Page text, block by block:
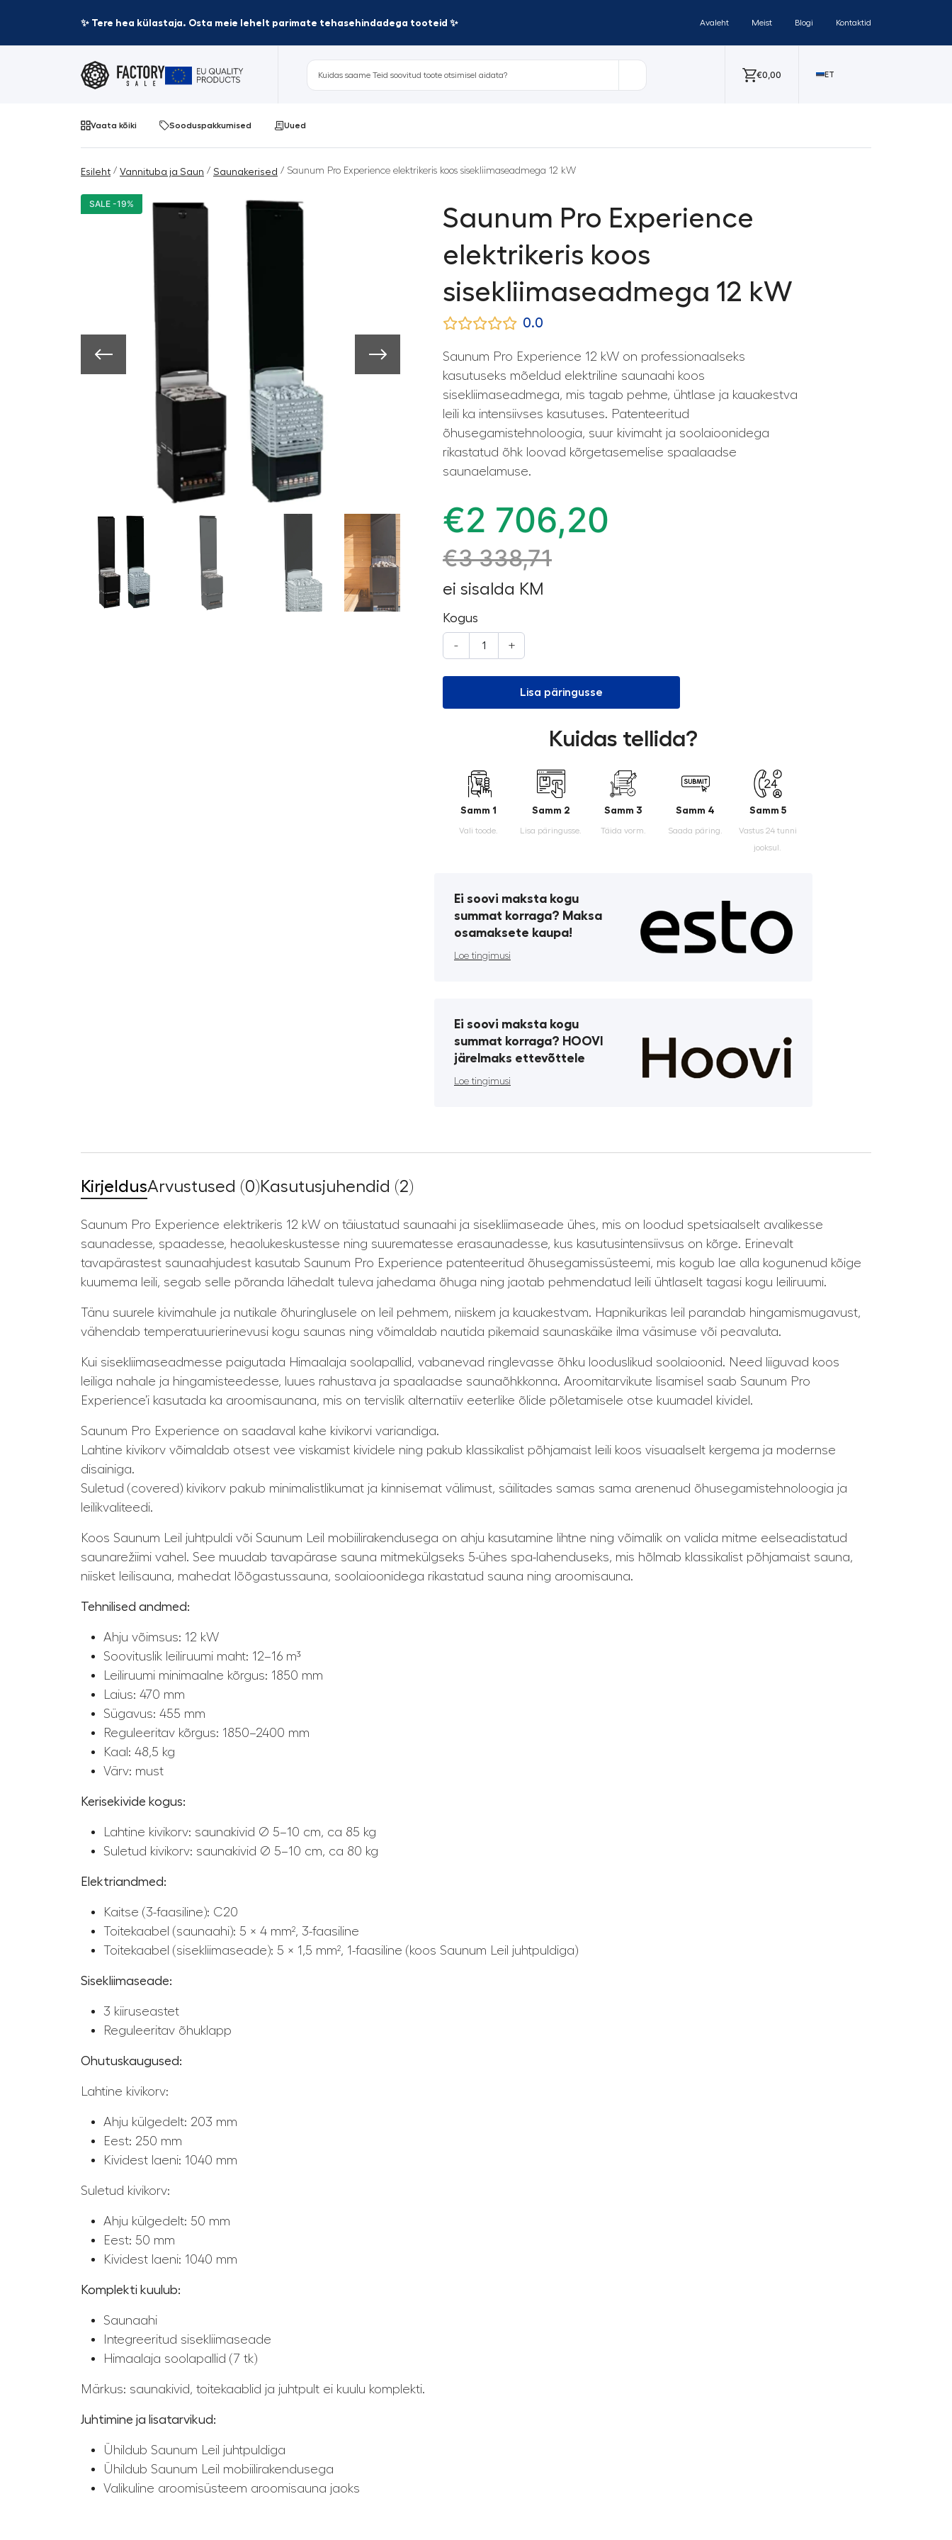
✨ Tere hea külastaja. Osta meie lehelt parimate tehasehindadega tooteid ✨ Avaleht Meist Blogi Kontaktid
€0,00 ET
Vaata kõiki Sooduspakkumised Uued
Esileht / Vannituba ja Saun / Saunakerised / Saunum Pro Experience elektrikeris koos sisekliimaseadmega 12 kW
SALE -19%
Saunum Pro Experience
elektrikeris koos
sisekliimaseadmega 12 kW
0.0
Saunum Pro Experience 12 kW on professionaalseks
kasutuseks mõeldud elektriline saunaahi koos
sisekliimaseadmega, mis tagab pehme, ühtlase ja kauakestva
leili ka intensiivses kasutuses. Patenteeritud
õhusegamistehnoloogia, suur kivimaht ja soolaioonidega
rikastatud õhk loovad kõrgetasemelise spaalaadse
saunaelamuse.
€2 706,20
€3 338,71
ei sisalda KM
Kogus
- +
Lisa päringusse
Kuidas tellida?
Samm 1
Vali toode.
Samm 2
Lisa päringusse.
Samm 3
Täida vorm.
Samm 4
Saada päring.
Samm 5
Vastus 24 tunni
jooksul.
Ei soovi maksta kogu
summat korraga? Maksa
osamaksete kaupa!
Loe tingimusi
Ei soovi maksta kogu
summat korraga? HOOVI
järelmaks ettevõttele
Loe tingimusi
KirjeldusArvustused (0)Kasutusjuhendid (2)
Saunum Pro Experience elektrikeris 12 kW on täiustatud saunaahi ja sisekliimaseade ühes, mis on loodud spetsiaalselt avalikesse
saunadesse, spaadesse, heaolukeskustesse ning suurematesse erasaunadesse, kus kasutusintensiivsus on kõrge. Erinevalt
tavapärastest saunaahjudest kasutab Saunum Pro Experience patenteeritud õhusegamissüsteemi, mis kogub lae alla kogunenud kõige
kuumema leili, segab selle põranda lähedalt tuleva jahedama õhuga ning jaotab pehmendatud leili ühtlaselt tagasi kogu leiliruumi.
Tänu suurele kivimahule ja nutikale õhuringlusele on leil pehmem, niiskem ja kauakestvam. Hapnikurikas leil parandab hingamismugavust,
vähendab temperatuurierinevusi kogu saunas ning võimaldab nautida pikemaid saunaskäike ilma väsimuse või peavaluta.
Kui sisekliimaseadmesse paigutada Himaalaja soolapallid, vabanevad ringlevasse õhku looduslikud soolaioonid. Need liiguvad koos
leiliga nahale ja hingamisteedesse, luues rahustava ja spaalaadse saunaõhkkonna. Aroomitarvikute lisamisel saab Saunum Pro
Experience’i kasutada ka aroomisaunana, mis on tervislik alternatiiv eeterlike õlide põletamisele otse kuumadel kividel.
Saunum Pro Experience on saadaval kahe kivikorvi variandiga.
Lahtine kivikorv võimaldab otsest vee viskamist kividele ning pakub klassikalist põhjamaist leili koos visuaalselt kergema ja modernse
disainiga.
Suletud (covered) kivikorv pakub minimalistlikumat ja kinnisemat välimust, säilitades samas sama arenenud õhusegamistehnoloogia ja
leilikvaliteedi.
Koos Saunum Leil juhtpuldi või Saunum Leil mobiilirakendusega on ahju kasutamine lihtne ning võimalik on valida mitme eelseadistatud
saunarežiimi vahel. See muudab tavapärase sauna mitmekülgseks 5-ühes spa-lahenduseks, mis hõlmab klassikalist põhjamaist sauna,
niisket leilisauna, mahedat lõõgastussauna, soolaioonidega rikastatud sauna ning aroomisauna.
Tehnilised andmed:
Ahju võimsus: 12 kW
Soovituslik leiliruumi maht: 12–16 m³
Leiliruumi minimaalne kõrgus: 1850 mm
Laius: 470 mm
Sügavus: 455 mm
Reguleeritav kõrgus: 1850–2400 mm
Kaal: 48,5 kg
Värv: must
Kerisekivide kogus:
Lahtine kivikorv: saunakivid Ø 5–10 cm, ca 85 kg
Suletud kivikorv: saunakivid Ø 5–10 cm, ca 80 kg
Elektriandmed:
Kaitse (3-faasiline): C20
Toitekaabel (saunaahi): 5 × 4 mm², 3-faasiline
Toitekaabel (sisekliimaseade): 5 × 1,5 mm², 1-faasiline (koos Saunum Leil juhtpuldiga)
Sisekliimaseade:
3 kiiruseastet
Reguleeritav õhuklapp
Ohutuskaugused:
Lahtine kivikorv:
Ahju külgedelt: 203 mm
Eest: 250 mm
Kividest laeni: 1040 mm
Suletud kivikorv:
Ahju külgedelt: 50 mm
Eest: 50 mm
Kividest laeni: 1040 mm
Komplekti kuulub:
Saunaahi
Integreeritud sisekliimaseade
Himaalaja soolapallid (7 tk)
Märkus: saunakivid, toitekaablid ja juhtpult ei kuulu komplekti.
Juhtimine ja lisatarvikud:
Ühildub Saunum Leil juhtpuldiga
Ühildub Saunum Leil mobiilirakendusega
Valikuline aroomisüsteem aroomisauna jaoks